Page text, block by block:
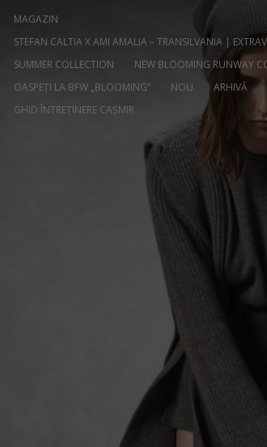
MAGAZIN
STEFAN CALTIA X AMI AMALIA – TRANSILVANIA |
SUMMER COLLECTION
NEW BLOOMING RUNWAY
OASPEȚI LA BFW „BLOOMING”
NOU ARHIVĂ
GHID ÎNTREȚINERE CAȘMIR